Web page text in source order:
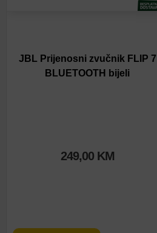
JBL Prijenosni zvučnik FLIP 7
BLUETOOTH bijeli
249,00 KM